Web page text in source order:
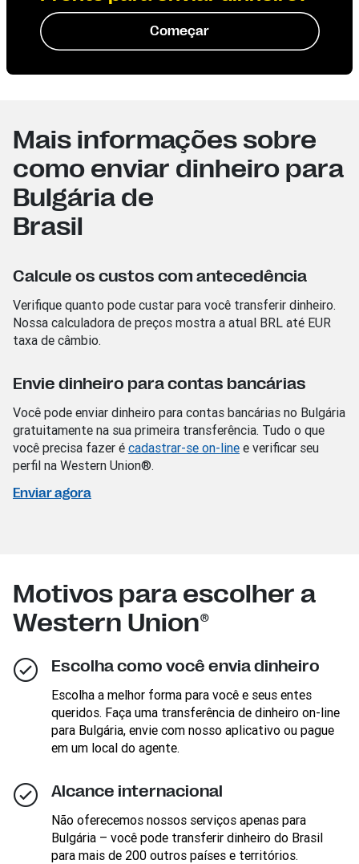
Começar
Mais informações sobre
como enviar dinheiro para
Bulgária de
Brasil
Calcule os custos com antecedência
Verifique quanto pode custar para você transferir dinheiro.
Nossa calculadora de preços mostra a atual BRL até EUR
taxa de câmbio.
Envie dinheiro para contas bancárias
Você pode enviar dinheiro para contas bancárias no Bulgária
gratuitamente na sua primeira transferência. Tudo o que
você precisa fazer é cadastrar-se on-line e verificar seu
perfil na Western Union®.
Enviar agora
Motivos para escolher a
Western Union®
Escolha como você envia dinheiro
Escolha a melhor forma para você e seus entes
queridos. Faça uma transferência de dinheiro on-line
para Bulgária, envie com nosso aplicativo ou pague
em um local do agente.
Alcance internacional
Não oferecemos nossos serviços apenas para
Bulgária – você pode transferir dinheiro do Brasil
para mais de 200 outros países e territórios.